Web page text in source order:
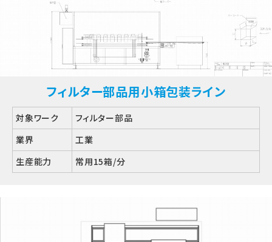
フィルター部品用小箱包装ライン
対象ワーク
フィルター部品
業界
工業
生産能力
常用15箱/分